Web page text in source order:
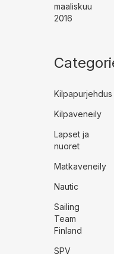
maaliskuu
2016
Kilpapurjehdus
Kilpaveneily
Lapset ja
nuoret
Matkaveneily
Nautic
Sailing
Team
Finland
SPV